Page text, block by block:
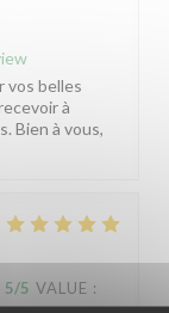
vos belles
à
Bien à vous,
5/5 VALUE :